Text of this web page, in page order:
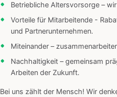
Betriebliche Altersvorsorge –
Vorteile für Mitarbeitende -
und Partnerunternehmen.
Miteinander –
Nachhaltigkeit – gemeinsam
Arbeiten der Zukunft.
Bei uns zählt der Mensch! Wir